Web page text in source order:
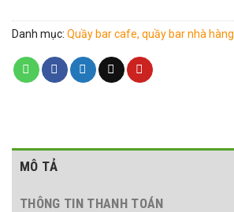
Danh mục: Quầy bar cafe, quầy bar nhà hàng
MÔ TẢ
THÔNG TIN THANH TOÁN